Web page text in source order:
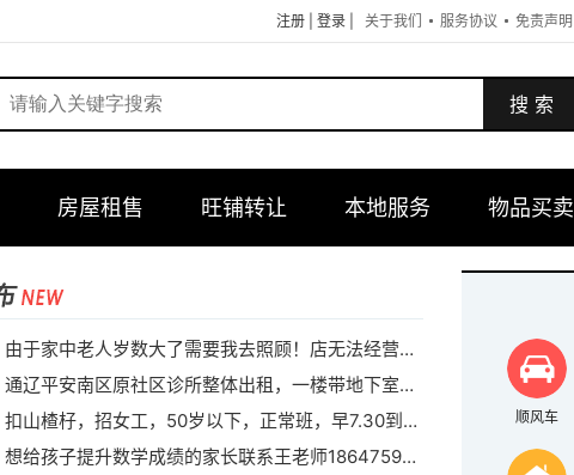
注册 登录 关于我们 服务协议 免责声明
搜 索
房屋租售 旺铺转让 本地服务 物品买卖
由于家中老人岁数大了需要我去照顾！店无法经营下去了！
通辽平安南区原社区诊所整体出租，一楼带地下室240平，一楼120平，地下室120平
扣山楂杍，招女工，50岁以下，正常班，早7.30到晚4.30下班，中午管饭，工资2400元，能长干的来。
想给孩子提升数学成绩的家长联系王老师18647599620
生猛海鲜 调味调料 其它信息 顺风车